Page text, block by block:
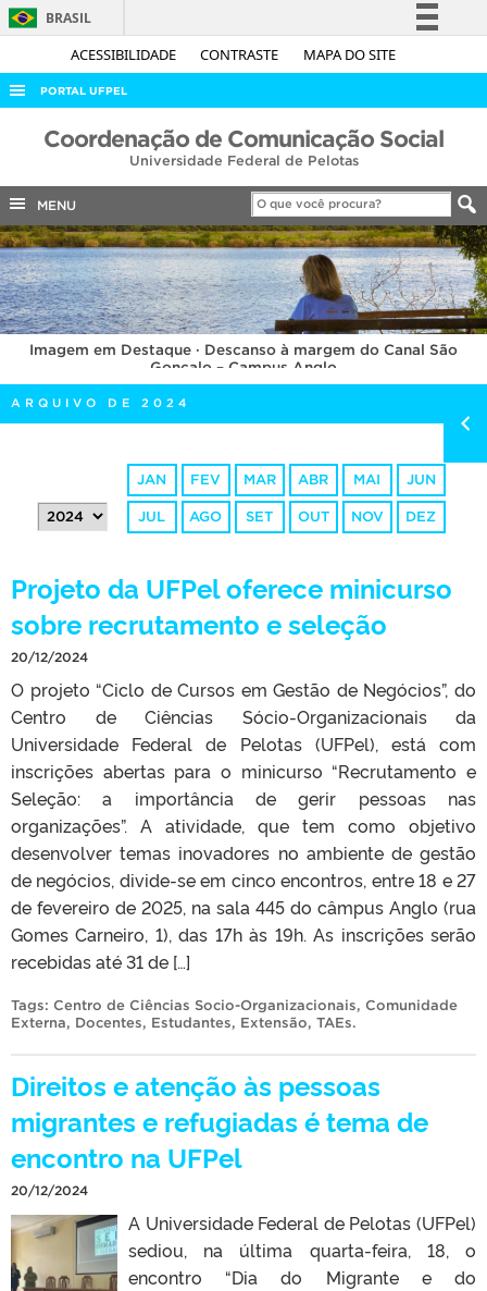
ACESSIBILIDADE CONTRASTE MAPA DO SITE
BRASIL
Simplifique!
Acesso à informação
Legislação
Canais
PORTAL UFPEL
ACESSO À INFORMAÇÃO
COBALTO
CONCURSOS
EDITAIS
INTERNACIONAL
OUVIDORIA
PORTARIAS
TELEFONES
Coordenação de Comunicação Social
Universidade Federal de Pelotas
MENU
Imagem em Destaque · Descanso à margem do Canal São
Gonçalo – Campus Anglo
ARQUIVO DE 2024
JAN FEV MAR ABR MAI JUN
JUL AGO SET OUT NOV DEZ
Projeto da UFPel oferece minicurso
sobre recrutamento e seleção
20/12/2024
O projeto “Ciclo de Cursos em Gestão de Negócios”, do
Centro de Ciências Sócio-Organizacionais da
Universidade Federal de Pelotas (UFPel), está com
inscrições abertas para o minicurso “Recrutamento e
Seleção: a importância de gerir pessoas nas
organizações”. A atividade, que tem como objetivo
desenvolver temas inovadores no ambiente de gestão
de negócios, divide-se em cinco encontros, entre 18 e 27
de fevereiro de 2025, na sala 445 do câmpus Anglo (rua
Gomes Carneiro, 1), das 17h às 19h. As inscrições serão
recebidas até 31 de […]
Tags: Centro de Ciências Socio-Organizacionais, Comunidade
Externa, Docentes, Estudantes, Extensão, TAEs.
Direitos e atenção às pessoas
migrantes e refugiadas é tema de
encontro na UFPel
20/12/2024
A Universidade Federal de Pelotas (UFPel)
sediou, na última quarta-feira, 18, o
encontro “Dia do Migrante e do